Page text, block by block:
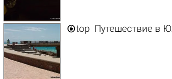
top Путешествие в